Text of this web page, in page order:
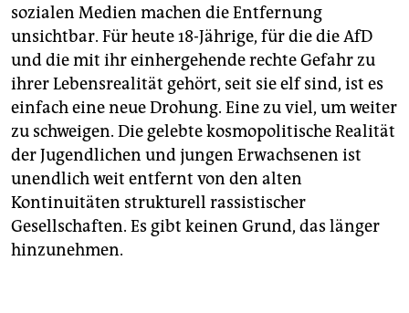
sozialen Medien machen die Entfernung
unsichtbar. Für heute 18-Jährige, für die die AfD
und die mit ihr einhergehende rechte Gefahr zu
ihrer Lebensrealität gehört, seit sie elf sind, ist es
einfach eine neue Drohung. Eine zu viel, um weiter
zu schweigen. Die gelebte kosmopolitische Realität
der Jugendlichen und jungen Erwachsenen ist
unendlich weit entfernt von den alten
Kontinuitäten strukturell rassistischer
Gesellschaften. Es gibt keinen Grund, das länger
hinzunehmen.